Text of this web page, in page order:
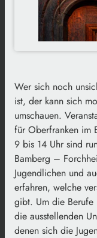
Wer sich noch
ist, der kann sich
umschauen.
für Oberfranken im
9 bis 14 Uhr sind
Bamberg –
Jugendlichen und
erfahren, welche
gibt. Um die Berufe
die ausstellenden
denen sich die